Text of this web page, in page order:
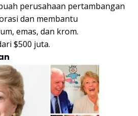
perusahaan pertambangan
dan membantu
emas, dan krom.
$500 juta.